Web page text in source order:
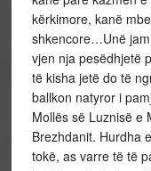
kërkimore, kanë
shkencore…Unë
vjen nja pesëdhjetë
të kisha jetë do të
ballkon natyror i
Mollës së Luznisë e
Brezhdanit. Hurdha
tokë, as varre të të